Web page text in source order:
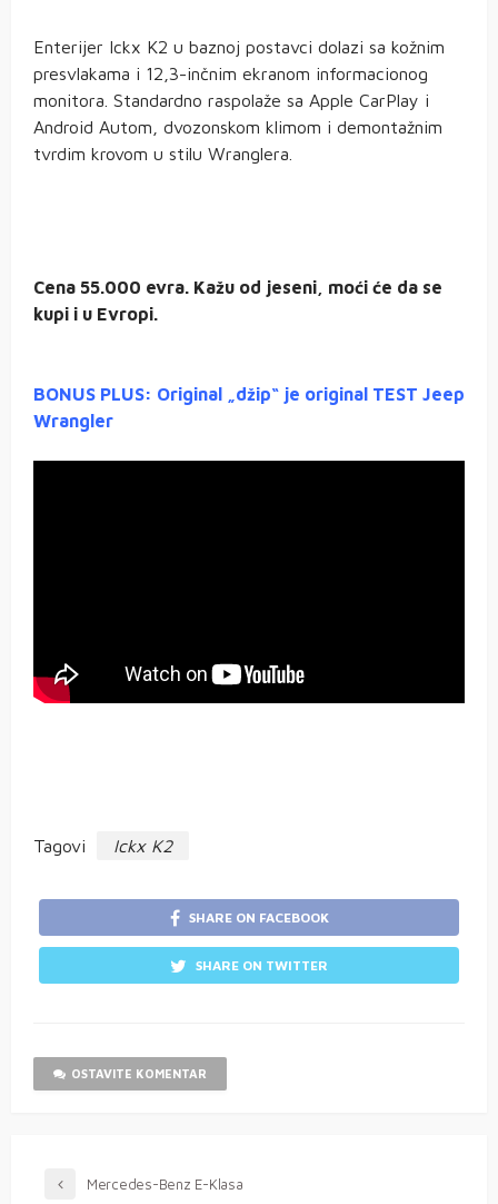
Enterijer Ickx K2 u baznoj postavci dolazi sa kožnim
presvlakama i 12,3-inčnim ekranom informacionog
monitora. Standardno raspolaže sa Apple CarPlay i
Android Autom, dvozonskom klimom i demontažnim
tvrdim krovom u stilu Wranglera.
Cena 55.000 evra. Kažu od jeseni, moći će da se
kupi i u Evropi.
BONUS PLUS: Original „džip“ je original TEST Jeep
Wrangler
Tagovi Ickx K2
SHARE ON FACEBOOK
SHARE ON TWITTER
OSTAVITE KOMENTAR
Mercedes-Benz E-Klasa